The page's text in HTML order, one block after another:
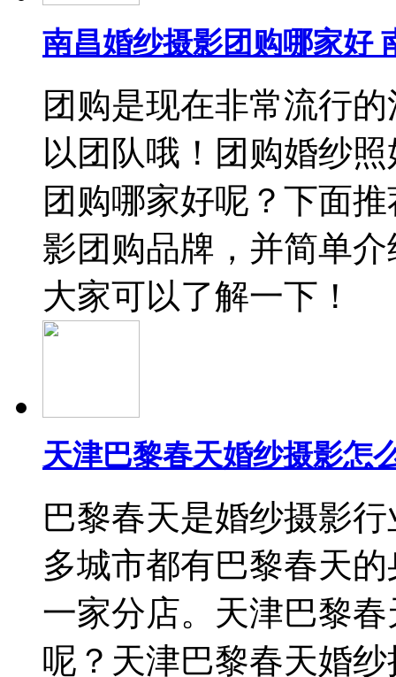
南昌婚纱摄影团购哪家好
团购是现在非常流行
以团队哦！团购婚纱
团购哪家好呢？下面
影团购品牌，并简单
大家可以了解一下！
天津巴黎春天婚纱摄影怎
巴黎春天是婚纱摄影
多城市都有巴黎春天
一家分店。天津巴黎
呢？天津巴黎春天婚